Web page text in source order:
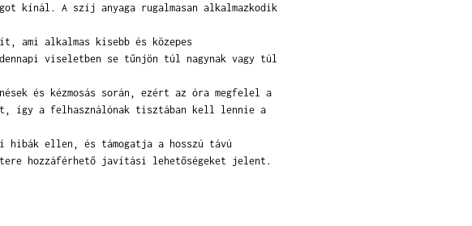
kínál. A szíj anyaga rugalmasan alkalmazkodik
ami alkalmas kisebb és közepes
viseletben se tűnjön túl nagynak vagy túl
és kézmosás során, ezért az óra megfelel a
így a felhasználónak tisztában kell lennie a
ellen, és támogatja a hosszú távú
hozzáférhető javítási lehetőségeket jelent.